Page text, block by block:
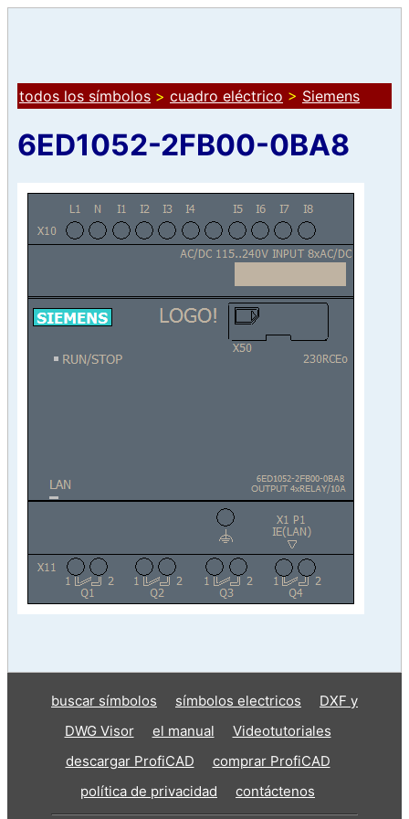
todos los símbolos > cuadro eléctrico > Siemens
6ED1052-2FB00-0BA8
buscar símbolos símbolos electricos
DXF y
DWG Visor
el manual
Videotutoriales
descargar ProfiCAD
comprar ProfiCAD
política de privacidad
contáctenos